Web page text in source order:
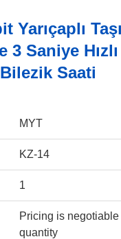
Yarıçaplı
3 Saniye
Saati
MYT
KZ-14
1
Pricing is
quantity